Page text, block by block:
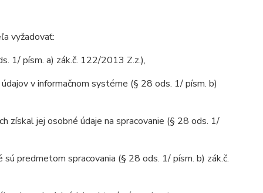
vyžadovať:
1/ písm. a) zák.č. 122/2013 Z.z.),
v informačnom systéme (§ 28 ods. 1/ písm. b)
jej osobné údaje na spracovanie (§ 28 ods. 1/
predmetom spracovania (§ 28 ods. 1/ písm. b) zák.č.